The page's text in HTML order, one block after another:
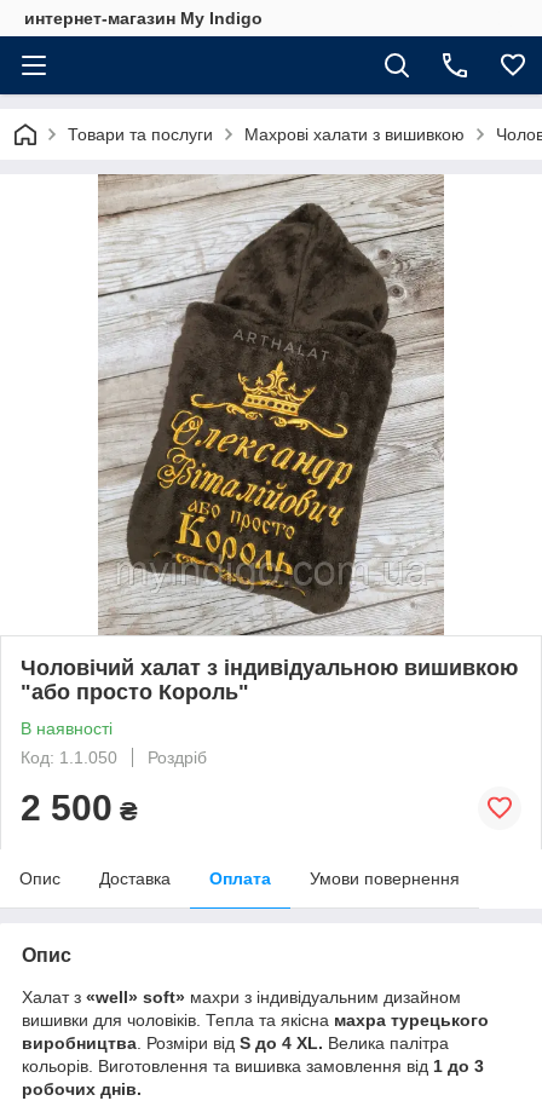
интернет-магазин My Indigo
Товари та послуги Махрові халати з вишивкою
Чоловічий халат з індивідуальною вишивкою
"або просто Король"
В наявності
Код: 1.1.050
Роздріб
2 500 ₴
Опис Доставка Оплата Умови повернення
Опис
Халат з «well» soft» махри з індивідуальним дизайном
вишивки для чоловіків. Тепла та якісна махра турецького
виробництва . Розміри від S до 4 XL. Велика палітра
кольорів. Виготовлення та вишивка замовлення від 1 до 3
робочих днів.